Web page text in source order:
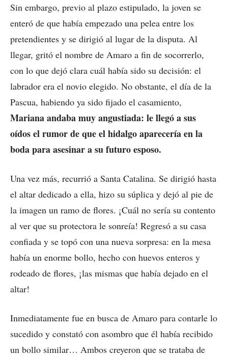
Sin embargo, previo al plazo estipulado, la joven se
enteró de que había empezado una pelea entre los
pretendientes y se dirigió al lugar de la disputa. Al
llegar, gritó el nombre de Amaro a fin de socorrerlo,
con lo que dejó clara cuál había sido su decisión: el
labrador era el novio elegido. No obstante, el día de la
Pascua, habiendo ya sido fijado el casamiento,
Mariana andaba muy angustiada: le llegó a sus
oídos el rumor de que el hidalgo aparecería en la
boda para asesinar a su futuro esposo.
Una vez más, recurrió a Santa Catalina. Se dirigió hasta
el altar dedicado a ella, hizo su súplica y dejó al pie de
la imagen un ramo de flores. ¡Cuál no sería su contento
al ver que su protectora le sonreía! Regresó a su casa
confiada y se topó con una nueva sorpresa: en la mesa
había un enorme bollo, hecho con huevos enteros y
rodeado de flores, ¡las mismas que había dejado en el
altar!
Inmediatamente fue en busca de Amaro para contarle lo
sucedido y constató con asombro que él había recibido
un bollo similar… Ambos creyeron que se trataba de